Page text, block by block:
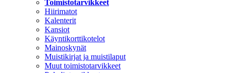
Toimistotarvikkeet
Hiirimatot
Kalenterit
Kansiot
Käyntikorttikotelot
Mainoskynät
Muistikirjat ja muistilaput
Muut toimistotarvikkeet